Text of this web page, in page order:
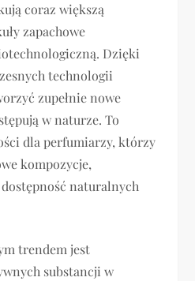
coraz większą
zapachowe
Dzięki
technologii
zupełnie nowe
w naturze. To
dla perfumiarzy, którzy
kompozycje,
naturalnych
trendem jest
substancji w